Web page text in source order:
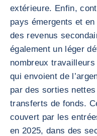
extérieure. Enfin,
pays émergents et
des revenus
également un léger
nombreux travailleurs
qui envoient de
par des sorties
transferts de fonds.
couvert par les
en 2025, dans des